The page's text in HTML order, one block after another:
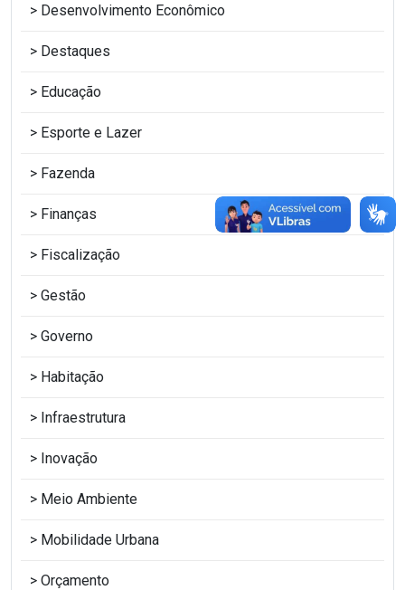
Desenvolvimento Econômico
Destaques
Educação
Esporte e Lazer
Fazenda
Finanças
Fiscalização
Gestão
Governo
Habitação
Infraestrutura
Inovação
Meio Ambiente
Mobilidade Urbana
Orçamento